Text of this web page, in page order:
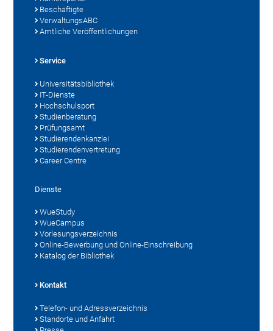
Beschäftigte
VerwaltungsABC
Amtliche Veröffentlichungen
Service
Universitätsbibliothek
IT-Dienste
Hochschulsport
Studienberatung
Prüfungsamt
Studierendenkanzlei
Studierendenvertretung
Career Centre
Dienste
WueStudy
WueCampus
Vorlesungsverzeichnis
Online-Bewerbung und Online-Einschreibung
Katalog der Bibliothek
Kontakt
Telefon- und Adressverzeichnis
Standorte und Anfahrt